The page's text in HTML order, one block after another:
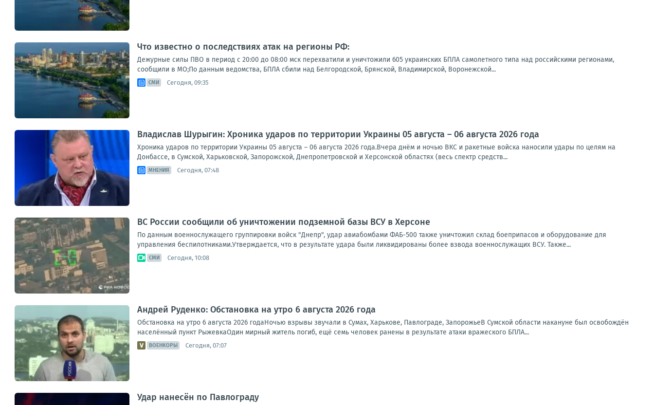
Что известно о последствиях атак на регионы РФ:
Дежурные силы ПВО в период с 20:00 до 08:00 мск перехватили и уничтожили 605 украинских БПЛА самолетного типа над российскими регионами,
сообщили в МО;По данным ведомства, БПЛА сбили над Белгородской, Брянской, Владимирской, Воронежской...
СМИ Сегодня, 09:35
Владислав Шурыгин: Хроника ударов по территории Украины 05 августа – 06 августа 2026 года
Хроника ударов по территории Украины 05 августа – 06 августа 2026 года.Вчера днём и ночью ВКС и ракетные войска наносили удары по целям на
Донбассе, в Сумской, Харьковской, Запорожской, Днепропетровской и Херсонской областях (весь спектр средств...
МНЕНИЯ Сегодня, 07:48
ВС России сообщили об уничтожении подземной базы ВСУ в Херсоне
По данным военнослужащего группировки войск "Днепр", удар авиабомбами ФАБ-500 также уничтожил склад боеприпасов и оборудование для
управления беспилотниками.Утверждается, что в результате удара были ликвидированы более взвода военнослужащих ВСУ. Также...
СМИ Сегодня, 10:08
Андрей Руденко: Обстановка на утро 6 августа 2026 года
Обстановка на утро 6 августа 2026 годаНочью взрывы звучали в Сумах, Харькове, Павлограде, ЗапорожьеВ Сумской области накануне был освобождён
населённый пункт РыжевкаОдин мирный житель погиб, ещё семь человек ранены в результате атаки вражеского БПЛА...
ВОЕНКОРЫ Сегодня, 07:07
Удар нанесён по Павлограду